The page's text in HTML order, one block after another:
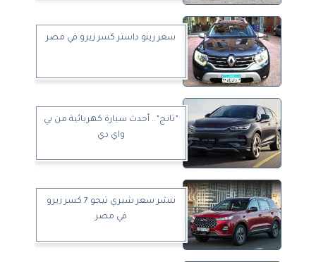
سعر رينو داستر كسر زيرو في مصر
”تانج”.. أحدث سيارة كهربائية من بي
واي دي
ننشر سعر شيري تيجو 7 كسر زيرو
في مصر